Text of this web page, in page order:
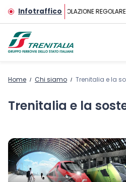
Vai al contenuto principale
InfotrafficoCIRCOLAZIONE
Home Chi siamo Trenitalia e la
Trenitalia e la